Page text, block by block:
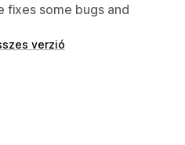
fixes some bugs and
verzió